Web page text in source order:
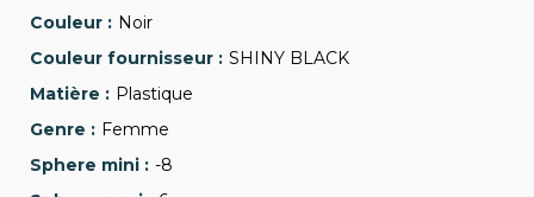
Noir
SHINY BLACK
Plastique
Femme
-8